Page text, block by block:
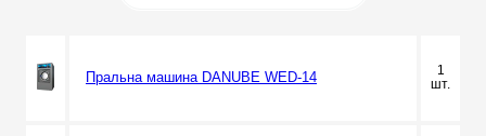
Пральна машина DANUBE WED-14
1
шт.